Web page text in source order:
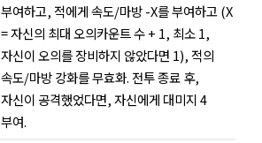
부여하고, 적에게 속도/마방 -X를 부여하고 (X
= 자신의 최대 오의카운트 수 + 1, 최소 1,
자신이 오의를 장비하지 않았다면 1), 적의
속도/마방 강화를 무효화. 전투 종료 후,
자신이 공격했었다면, 자신에게 대미지 4
부여.